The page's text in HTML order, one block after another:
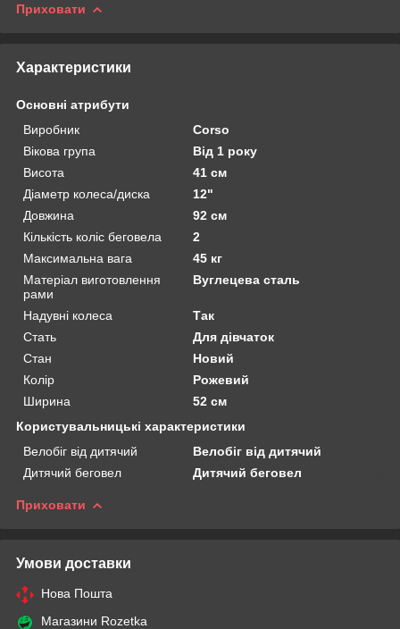
Приховати
Характеристики
Основні атрибути
Виробник
Corso
Вікова група
Від 1 року
Висота
41 см
Діаметр колеса/диска
12"
Довжина
92 см
Кількість коліс беговела
2
Максимальна вага
45 кг
Матеріал виготовлення
рами
Вуглецева сталь
Надувні колеса
Так
Стать
Для дівчаток
Стан
Новий
Колір
Рожевий
Ширина
52 см
Користувальницькі характеристики
Велобіг від дитячий
Велобіг від дитячий
Дитячий беговел
Дитячий беговел
Приховати
Умови доставки
Нова Пошта
Магазини Rozetka